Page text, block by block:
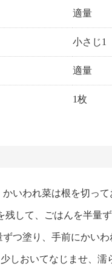
適量
小さじ1
適量
1枚
いわれ菜は根を切っ
して、ごはんを半量ず
つ塗り、手前にかいわ
しおいてなじませ、